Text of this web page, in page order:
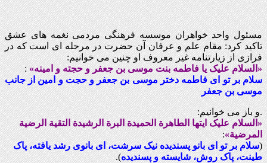
مسئول واحد خواهران موسسه فرهنگی مردمی نغمه های عشق
تاکید کرد: مقام علم و عرفان آن حضرت در مرحله ای است که در
فرازی از زیارتنامه غیر معروف او چنین می خوانیم:
«السلام علیک یا فاطمه بنت موسی بن جعفر و حجته و امینه»‍:
سلام بر تو ای فاطمه دختر موسی بن جعفر و حجت و امین از جانب
موسی بن جعفر
.و باز می خوانیم:
«السلام علیک ایتها الطاهرة الحمیدة البرة الرشیدة التقیة الرضیة
المرضیة»:
(سلام بر تو ای بانو پسندیده نیک سرشت، ای بانوی رشد یافته، پاک
طینت، پاک روش، شایسته و پسندیده).